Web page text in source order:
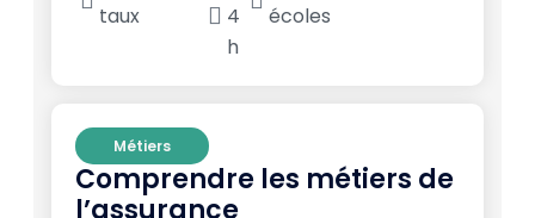
taux
4
h
écoles
Métiers
Comprendre les métiers de
l’assurance